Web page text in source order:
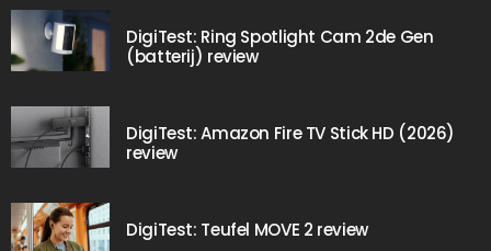
DigiTest: Ring Spotlight Cam 2de Gen
(batterij) review
DigiTest: Amazon Fire TV Stick HD (2026)
review
DigiTest: Teufel MOVE 2 review